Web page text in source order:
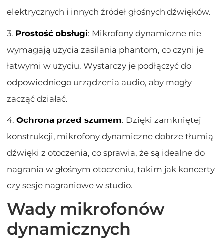
elektrycznych i innych źródeł głośnych dźwięków.
3. Prostość obsługi: Mikrofony dynamiczne nie
wymagają użycia zasilania phantom, co czyni je
łatwymi w użyciu. Wystarczy je podłączyć do
odpowiedniego urządzenia audio, aby mogły
zacząć działać.
4.Ochrona przed szumem: Dzięki zamkniętej
konstrukcji, mikrofony dynamiczne dobrze tłumią
dźwięki z otoczenia, co sprawia, że są idealne do
nagrania w głośnym otoczeniu, takim jak koncerty
czy sesje nagraniowe w studio.
Wady mikrofonów
dynamicznych